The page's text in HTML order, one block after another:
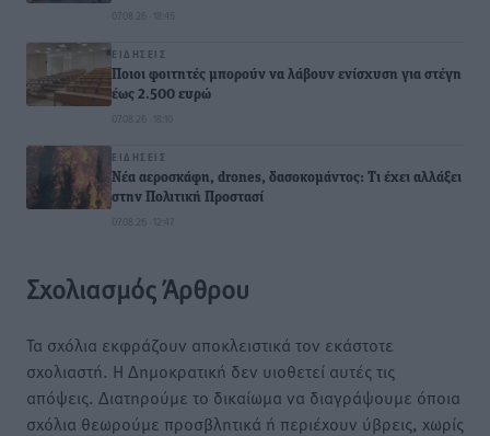
07.08.26 · 18:45
ΕΙΔΉΣΕΙΣ
Ποιοι φοιτητές μπορούν να λάβουν ενίσχυση για στέγη
έως 2.500 ευρώ
07.08.26 · 18:10
ΕΙΔΉΣΕΙΣ
Νέα αεροσκάφη, drones, δασοκομάντος: Τι έχει αλλάξει
στην Πολιτική Προστασί
07.08.26 · 12:47
Σχολιασμός Άρθρου
Τα σχόλια εκφράζουν αποκλειστικά τον εκάστοτε
σχολιαστή. Η Δημοκρατική δεν υιοθετεί αυτές τις
απόψεις. Διατηρούμε το δικαίωμα να διαγράψουμε όποια
σχόλια θεωρούμε προσβλητικά ή περιέχουν ύβρεις, χωρίς